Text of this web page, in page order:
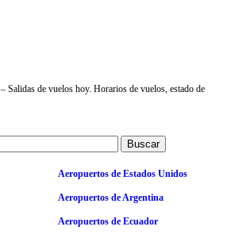
de vuelos hoy. Horarios de vuelos, estado de
Aeropuertos de Estados Unidos
Aeropuertos de Argentina
Aeropuertos de Ecuador